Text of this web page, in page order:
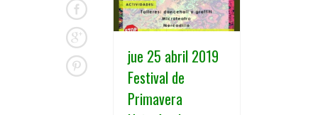
jue 25 abril 2019
Festival de
Primavera